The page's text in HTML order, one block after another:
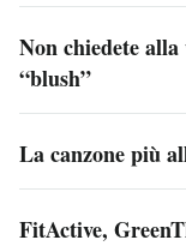
Non chiedete
“blush”
La canzone più
FitActive,